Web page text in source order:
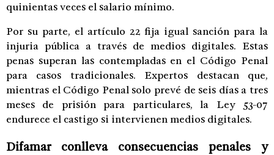
quinientas veces el salario mínimo.
Por su parte, el artículo 22 fija igual sanción para la
injuria pública a través de medios digitales. Estas
penas superan las contempladas en el Código Penal
para casos tradicionales. Expertos destacan que,
mientras el Código Penal solo prevé de seis días a tres
meses de prisión para particulares, la Ley 53-07
endurece el castigo si intervienen medios digitales.
Difamar conlleva consecuencias penales y